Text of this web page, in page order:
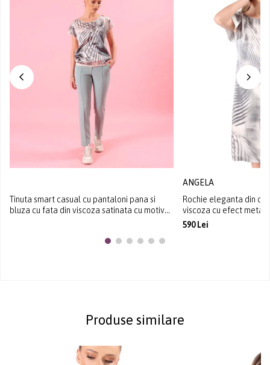
Tinuta smart casual cu pantaloni pana si
bluza cu fata din viscoza satinata cu motive
ANGELA
Rochie eleganta din
viscoza cu efect
590 Lei
Produse similare